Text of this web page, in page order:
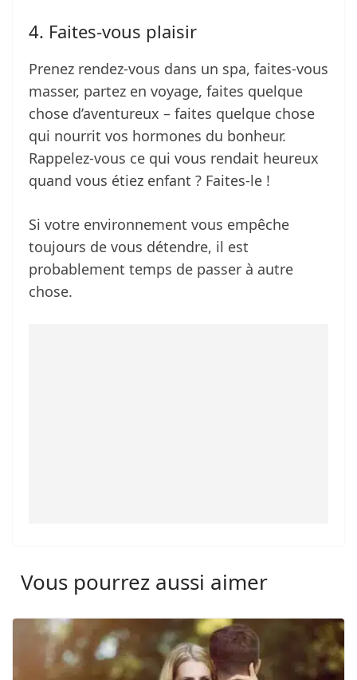
4. Faites-vous plaisir
Prenez rendez-vous dans un spa, faites-vous
masser, partez en voyage, faites quelque
chose d’aventureux – faites quelque chose
qui nourrit vos hormones du bonheur.
Rappelez-vous ce qui vous rendait heureux
quand vous étiez enfant ? Faites-le !
Si votre environnement vous empêche
toujours de vous détendre, il est
probablement temps de passer à autre
chose.
Vous pourrez aussi aimer